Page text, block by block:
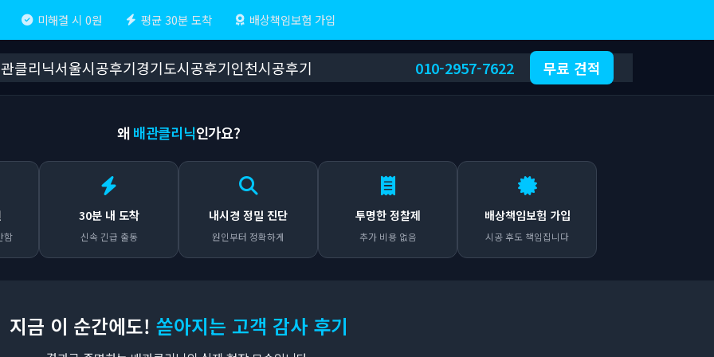
미해결 시 0원 평균 30분 도착 배상책임보험 가입
클리닉서울시공후기경기도시공후기인천시공후기 010-2957-7622 무료 견적
왜 배관클리닉인가요?
함
30분 내 도착
신속 긴급 출동
내시경 정밀 진단
원인부터 정확하게
투명한 정찰제
추가 비용 없음
배상책임보험 가입
시공 후도 책임집니다
지금 이 순간에도! 쏟아지는 고객 감사 후기